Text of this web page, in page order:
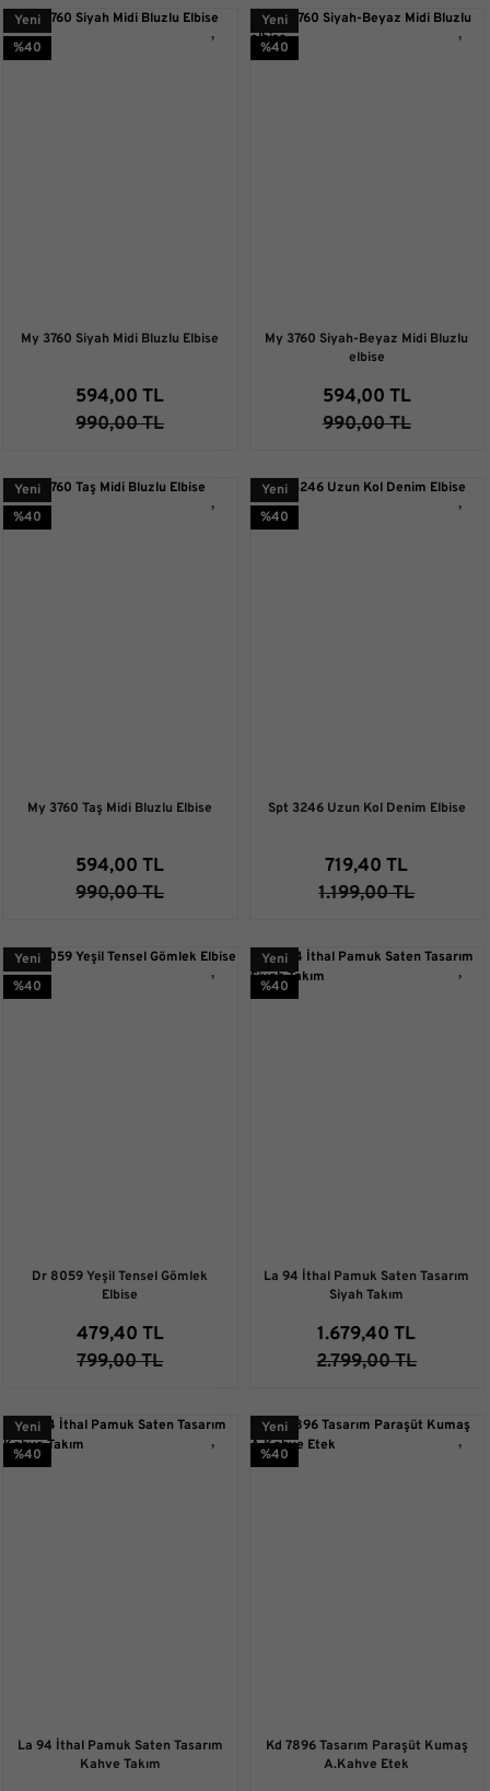
Yeni
%40
My 3760 Siyah Midi Bluzlu Elbise
594,00 TL
990,00 TL
Yeni
%40
My 3760 Siyah-Beyaz Midi Bluzlu
elbise
594,00 TL
990,00 TL
Yeni
%40
My 3760 Taş Midi Bluzlu Elbise
594,00 TL
990,00 TL
Yeni
%40
Spt 3246 Uzun Kol Denim Elbise
719,40 TL
1.199,00 TL
Yeni
%40
Dr 8059 Yeşil Tensel Gömlek
Elbise
479,40 TL
799,00 TL
Yeni
%40
La 94 İthal Pamuk Saten Tasarım
Siyah Takım
1.679,40 TL
2.799,00 TL
Yeni
%40
La 94 İthal Pamuk Saten Tasarım
Kahve Takım
Yeni
%40
Kd 7896 Tasarım Paraşüt Kumaş
A.Kahve Etek